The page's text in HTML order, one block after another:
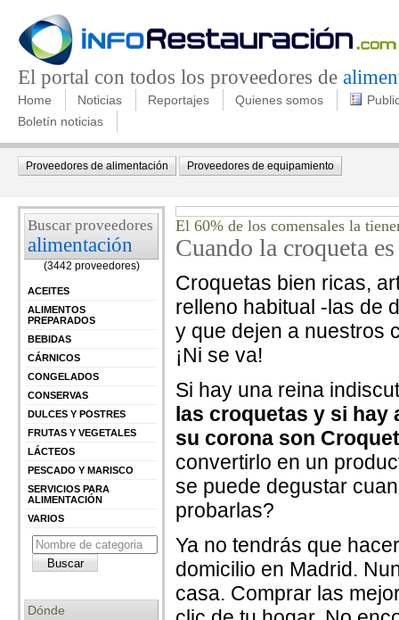
El portal con todos los proveedores de
Home Noticias Reportajes Quienes somos
Boletín noticias
Proveedores de alimentación Proveedores de equipamiento
Buscar proveedores
alimentación
(3442 proveedores)
ACEITES
ALIMENTOS
PREPARADOS
BEBIDAS
CÁRNICOS
CONGELADOS
CONSERVAS
DULCES Y POSTRES
FRUTAS Y VEGETALES
LÁCTEOS
PESCADO Y MARISCO
SERVICIOS PARA
ALIMENTACIÓN
VARIOS
Dónde
El 60% de los comensales la
Cuando la croqueta
Croquetas bien ricas,
relleno habitual -las de
y que dejen a nuestros
¡Ni se va!
Si hay una reina
las croquetas y si hay
su corona son
convertirlo en un
se puede degustar
probarlas?
Ya no tendrás que
domicilio en Madrid.
casa. Comprar las